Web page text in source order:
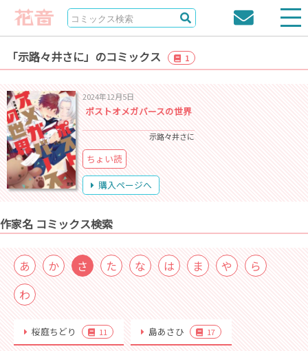
「示路々井さに」のコミックス 1
2024年12月5日
ポストオメガバースの世界
示路々井さに
ちょい読
購入ページへ
作家名 コミックス検索
あ か さ た な は ま や
ら
わ
桜庭ちどり 11 島あさひ 17